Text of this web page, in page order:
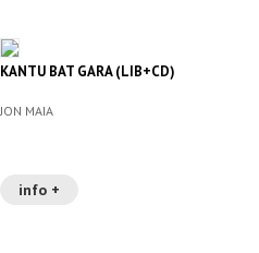
KANTU BAT GARA (LIB+CD)
JON MAIA
info +